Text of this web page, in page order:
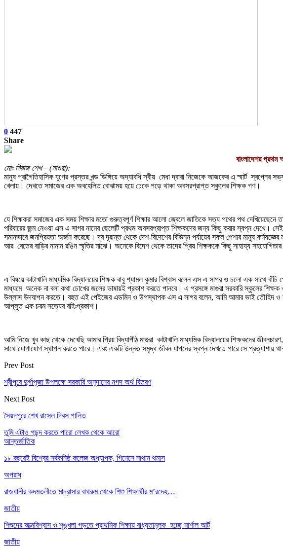
0 447
Share
বাংলাদেশর প্রথম
মোঃ মিরাজ শেখ – (মাগুরা):
মানুষ প্রাগৈতিহাসিক যুগের প্রস্তর খন্ড ডিঙ্গিয়ে অদ্যাবধি স্বীয় মেধা দ্বারা নিজেকে আজকের এ স্মার্ট
খেলায়। দেখতে সমাজের এক অবহেলিত বোঝাময় হয়ে ঢেকে পড়ে থাকা অবসরপ্রাপ্ত স্কুলের শিক্ষক গণ।
যে শিক্ষকরা সমাজের এক সময় শিক্ষার মতো গুরুত্বপূর্ণ শিক্ষার আলো জ্বেলে জাতিকে সত্য পথের পথ
পরিবারের জন্ম নেওয়া এস এ সাগর নামের ছেলেটি প্রথম অবসরপ্রাপ্ত শিক্ষকদের জন্য কিছু করার স্বপ্ন
সমানভাবে জনপ্রিয়তা অর্জন করেছে। দূর দূরান্ত থেকে দেশ-বিদেশের বিভিন্ন পর্যায়ের সকল পেশার মানুষ
আর বেতের বাড়ির নানান রঙিন স্মৃতির মাঝে। অনেকে বিদেশ থেকে তাদের প্রিয় শিক্ষককে কিছু সাহায্য
এ বিষয়ে কাটাখালি মাধ্যমিক বিদ্যালয়ের শিক্ষক বাবু শ্যামল কুমার বিশ্বাস বলেন এস এ সাগর ও চলো এক সাথে
মাধ্যমে অনেক না বলা কথা চোখের জলের ভাষায়ই প্রকাশ করতে পানবে। এ প্রসঙ্গে মাগুরা সরকারি স্কুলের
উল্লাস উদযাপন করতে। বহুত এই পেইজের এডমিন ও উপস্থাপক এস এ সাগর বলেন, আমি আমার ভাই তৌহিদ ও
আপ্লুত এক চরম সত্যের বহিঃপ্রকাশ।
আমি নিজে খুব কাছ থেকে দেখেছি আমার প্রিয় বিদ্যাপীঠ মাগুরা কাটাখালি মাধ্যমিক বিদ্যালয়ের শিক্ষকদের
সাথে যোগাযোগ স্থাপন করতে পারে। এবং একটি উন্নত সমৃদ্ধ জীবন যাপনের স্বপ্ন দেখতে পারে সে প্রত্যাশায়
Prev Post
শ্রীপুরে দুর্গাপূজা উপলক্ষে সরকারি অনুদানের নগদ অর্থ বিতরণ
Next Post
সৈয়দপুরে শেখ রাসেল দিবস পালিত
তুমি এটাও পছন্দ করতে পারো লেখক থেকে আরো
আন্তর্জাতিক
১৮ বছরেই বিশ্বের সর্বকনিষ্ঠ কলেজ অধ্যাপক, গিনেসে নাথান থমাস
অপরাধ
রাজধানীর কদমতলীতে মাদ্রাসার বাথরুম থেকে শিশু শিক্ষার্থীর ম’রদেহ…
জাতীয়
শিশুদের আত্মবিশ্বাস ও শৃঙ্খলা গড়তে প্রাথমিক শিক্ষায় বাধ্যতামূলক হচ্ছে মার্শাল আর্ট
জাতীয়